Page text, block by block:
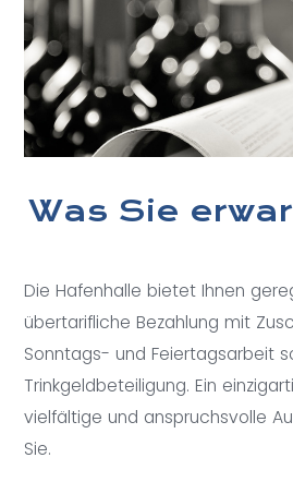
Was Sie
Die Hafenhalle bietet Ihnen
übertarifliche Bezahlung mit
Sonntags- und Feiertagsarbeit
Trinkgeldbeteiligung. Ein
vielfältige und anspruchsvolle
Sie.